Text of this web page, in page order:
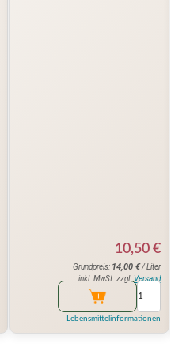
10,50 €
Grundpreis: 14,00 €/ Liter
inkl. MwSt. zzgl. Versand
Lebensmittelinformationen